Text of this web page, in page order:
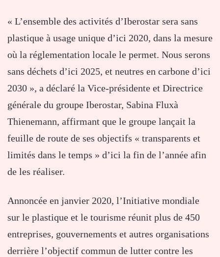
« L’ensemble des activités d’Iberostar sera sans
plastique à usage unique d’ici 2020, dans la mesure
où la réglementation locale le permet. Nous serons
sans déchets d’ici 2025, et neutres en carbone d’ici
2030 », a déclaré la Vice-présidente et Directrice
générale du groupe Iberostar, Sabina Fluxà
Thienemann, affirmant que le groupe lançait la
feuille de route de ses objectifs « transparents et
limités dans le temps » d’ici la fin de l’année afin
de les réaliser.
Annoncée en janvier 2020, l’Initiative mondiale
sur le plastique et le tourisme réunit plus de 450
entreprises, gouvernements et autres organisations
derrière l’objectif commun de lutter contre les